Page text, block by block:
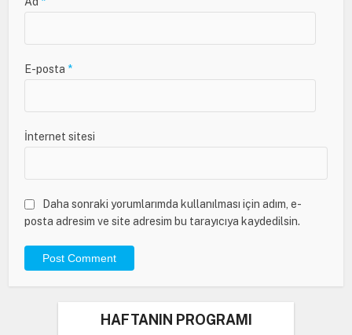
E-posta *
İnternet sitesi
Daha sonraki yorumlarımda kullanılması için adım, e-
posta adresim ve site adresim bu tarayıcıya kaydedilsin.
HAFTANIN PROGRAMI